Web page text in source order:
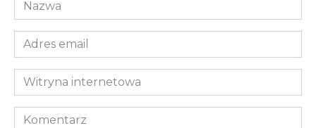
*
Adres
email
*Witryna
internetowa
Komentarz